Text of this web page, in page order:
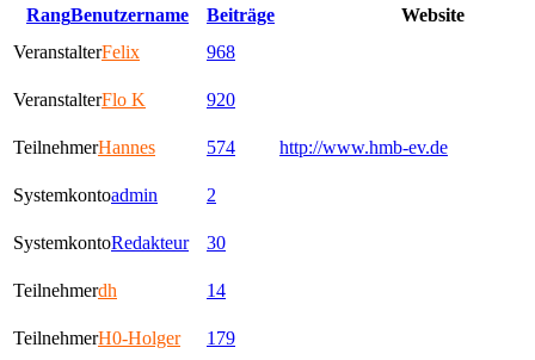
RangBenutzername Beiträge
Website
VeranstalterFelix 968
VeranstalterFlo K 920
TeilnehmerHannes 574 http://www.hmb-ev.de
Systemkontoadmin 2
SystemkontoRedakteur 30
Teilnehmerdh 14
TeilnehmerH0-Holger 179